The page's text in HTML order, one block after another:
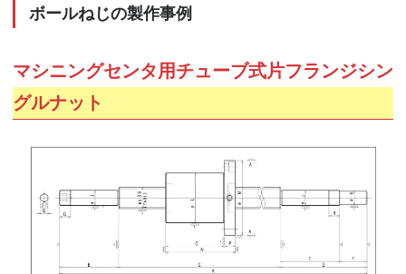
ボールねじの製作事例
マシニングセンタ用チューブ式片フランジシン
グルナット